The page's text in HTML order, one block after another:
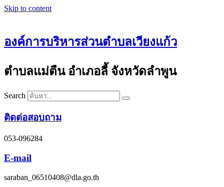
Skip to content
องค์การบริหารส่วนตำบลเวียงแก้ว
ตำบลแม่ตืน อำเภอลี้ จังหวัดลำพูน
Search
ติดต่อสอบถาม
053-096284
E-mail
saraban_06510408@dla.go.th